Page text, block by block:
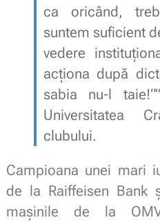
ca oricând,
suntem suficient
vedere
acționa după
sabia nu-l
Universitatea
clubului.
Campioana unei mari
de la Raiffeisen Bank
mașinile de la